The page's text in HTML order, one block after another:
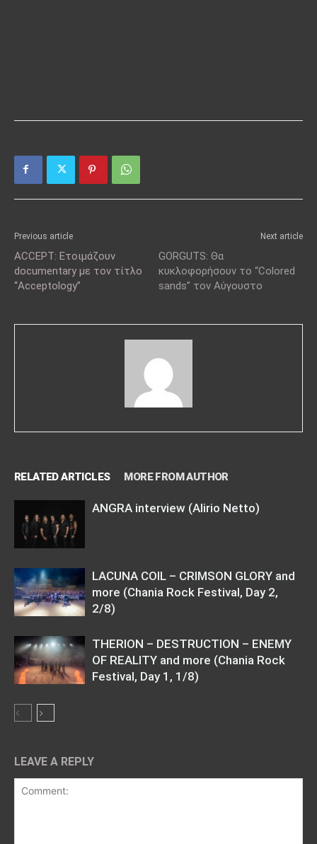
Previous article
ACCEPT: Ετοιμάζουν
documentary με τον τίτλο
“Acceptology”
Next article
GORGUTS: Θα
κυκλοφορήσουν το “Colored
sands” τον Αύγουστο
RELATED ARTICLES MORE FROM AUTHOR
ANGRA interview (Alirio Netto)
LACUNA COIL – CRIMSON GLORY and
more (Chania Rock Festival, Day 2,
2/8)
THERION – DESTRUCTION – ENEMY
OF REALITY and more (Chania Rock
Festival, Day 1, 1/8)
LEAVE A REPLY